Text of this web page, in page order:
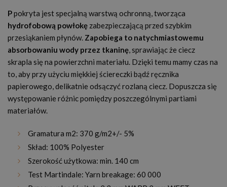
Ppokryta jest specjalną warstwą ochronną, tworząca
hydrofobową powłokę zabezpieczającą przed szybkim
przesiąkaniem płynów. Zapobiega to natychmiastowemu
absorbowaniu wody przez tkaninę, sprawiając że ciecz
skrapla się na powierzchni materiału. Dzięki temu mamy czas na
to, aby przy użyciu miękkiej ściereczki bądź ręcznika
papierowego, delikatnie odsączyć rozlaną ciecz. Dopuszcza się
występowanie różnic pomiędzy poszczególnymi partiami
materiałów.
Gramatura m2: 370 g/m2+/- 5%
Skład: 100% Polyester
Szerokość użytkowa: min. 140 cm
Test Martindale: Yarn breakage: 60 000